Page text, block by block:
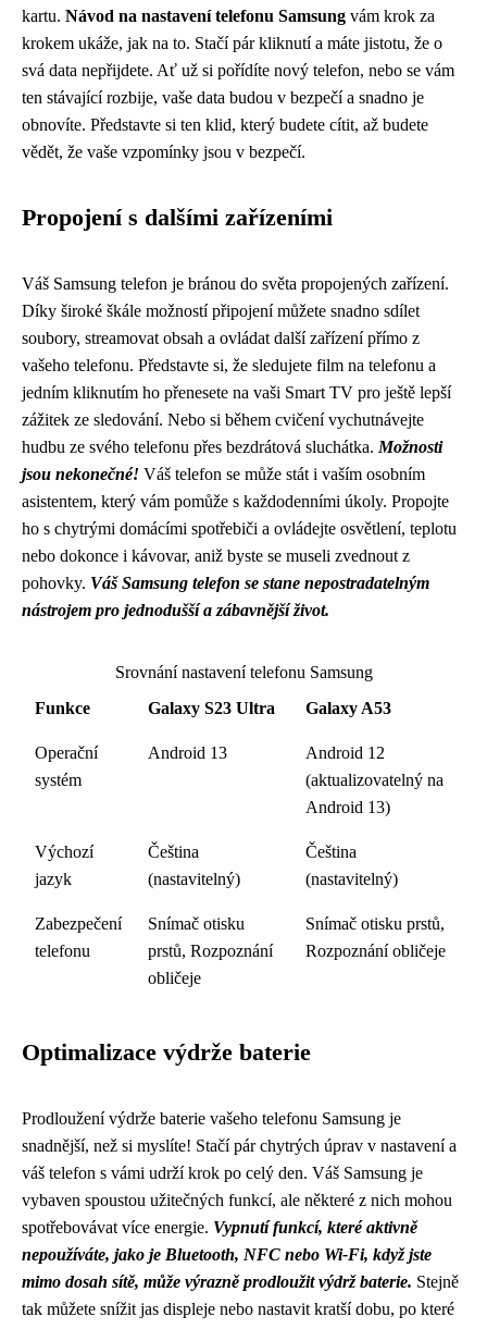
kartu. Návod na nastavení telefonu Samsung vám krok za
krokem ukáže, jak na to. Stačí pár kliknutí a máte jistotu, že o
svá data nepřijdete. Ať už si pořídíte nový telefon, nebo se vám
ten stávající rozbije, vaše data budou v bezpečí a snadno je
obnovíte. Představte si ten klid, který budete cítit, až budete
vědět, že vaše vzpomínky jsou v bezpečí.
Propojení s dalšími zařízeními
Váš Samsung telefon je bránou do světa propojených zařízení.
Díky široké škále možností připojení můžete snadno sdílet
soubory, streamovat obsah a ovládat další zařízení přímo z
vašeho telefonu. Představte si, že sledujete film na telefonu a
jedním kliknutím ho přenesete na vaši Smart TV pro ještě lepší
zážitek ze sledování. Nebo si během cvičení vychutnávejte
hudbu ze svého telefonu přes bezdrátová sluchátka. Možnosti
jsou nekonečné! Váš telefon se může stát i vaším osobním
asistentem, který vám pomůže s každodenními úkoly. Propojte
ho s chytrými domácími spotřebiči a ovládejte osvětlení, teplotu
nebo dokonce i kávovar, aniž byste se museli zvednout z
pohovky. Váš Samsung telefon se stane nepostradatelným
nástrojem pro jednodušší a zábavnější život.
Srovnání nastavení telefonu Samsung
Funkce
Galaxy S23 Ultra Galaxy A53
Operační
systém
Android 13
Android 12
(aktualizovatelný na
Android 13)
Výchozí
jazyk
Čeština
(nastavitelný)
Čeština
(nastavitelný)
Zabezpečení
telefonu
Snímač otisku
prstů, Rozpoznání
obličeje
Snímač otisku prstů,
Rozpoznání obličeje
Optimalizace výdrže baterie
Prodloužení výdrže baterie vašeho telefonu Samsung je
snadnější, než si myslíte! Stačí pár chytrých úprav v nastavení a
váš telefon s vámi udrží krok po celý den. Váš Samsung je
vybaven spoustou užitečných funkcí, ale některé z nich mohou
spotřebovávat více energie. Vypnutí funkcí, které aktivně
nepoužíváte, jako je Bluetooth, NFC nebo Wi-Fi, když jste
mimo dosah sítě, může výrazně prodloužit výdrž baterie. Stejně
tak můžete snížit jas displeje nebo nastavit kratší dobu, po které